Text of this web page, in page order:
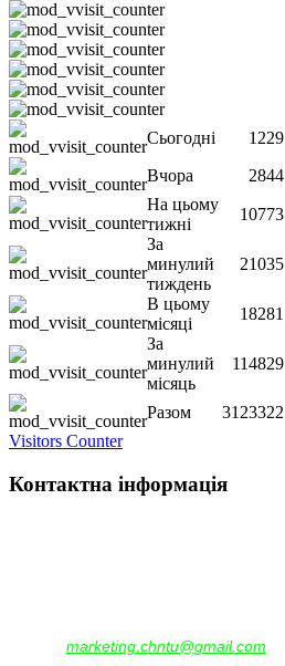
Сьогодні
1229
Вчора
2844
На цьому
тижні
10773
За
минулий
тиждень
21035
В цьому
місяці
18281
За
минулий
місяць
114829
Разом
3123322
Visitors Counter
Контактна інформація
marketing.chntu@gmail.com